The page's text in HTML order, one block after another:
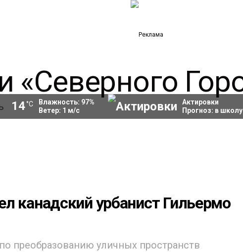
14 °C Влажность: 97%
Ветер: 1 м/с
Актировки
Прогноз: в школу
канадский урбанист Гильермо
преобразованию уличных пространств